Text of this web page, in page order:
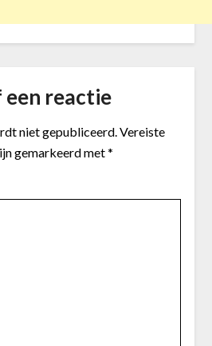
een reactie
niet gepubliceerd.Vereiste
gemarkeerd met*